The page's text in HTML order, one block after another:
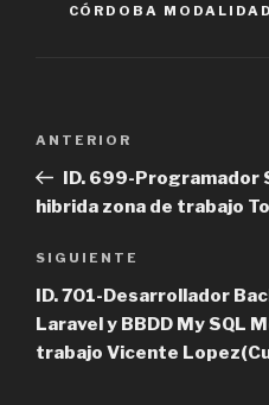
CÓRDOBA
entradas
Entrada
anterior
ANTERIOR
ID. 699-Programador
hibrida zona de trabajo
Siguiente
entrada
SIGUIENTE
ID. 701-Desarrollador
Laravel y BBDD My SQL
trabajo Vicente